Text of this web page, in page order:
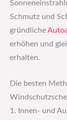
Schmutz und
gründliche
erhöhen und
erhalten.
Die besten
1. Innen- und